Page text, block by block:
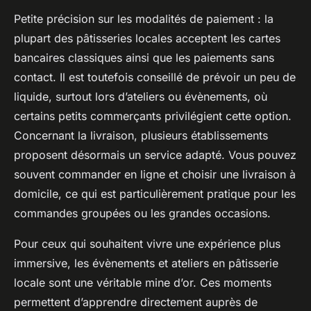
Petite précision sur les modalités de paiement : la
plupart des pâtisseries locales acceptent les cartes
bancaires classiques ainsi que les paiements sans
contact. Il est toutefois conseillé de prévoir un peu de
liquide, surtout lors d’ateliers ou évènements, où
certains petits commerçants privilégient cette option.
Concernant la livraison, plusieurs établissements
proposent désormais un service adapté. Vous pouvez
souvent commander en ligne et choisir une livraison à
domicile, ce qui est particulièrement pratique pour les
commandes groupées ou les grandes occasions.
Pour ceux qui souhaitent vivre une expérience plus
immersive, les évènements et ateliers en pâtisserie
locale sont une véritable mine d’or. Ces moments
permettent d’apprendre directement auprès de